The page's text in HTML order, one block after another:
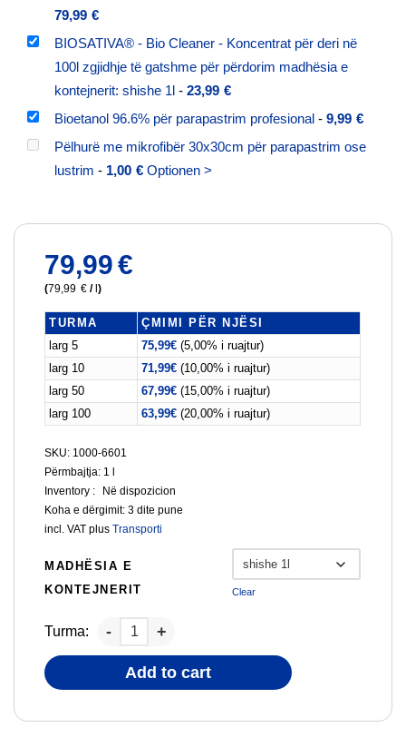
79,99 €
BIOSATIVA® - Bio Cleaner - Koncentrat për deri në
100l zgjidhje të gatshme për përdorim madhësia e
kontejnerit: shishe 1l - 23,99 €
Bioetanol 96.6% për parapastrim profesional - 9,99 €
Pëlhurë me mikrofibër 30x30cm për parapastrim ose
lustrim - 1,00 € Optionen >
79,99€
(79,99 € / l)
TURMA
ÇMIMI PËR NJËSI
larg 5
75,99€ (5,00% i ruajtur)
larg 10
71,99€ (10,00% i ruajtur)
larg 50
67,99€ (15,00% i ruajtur)
larg 100
63,99€ (20,00% i ruajtur)
SKU: 1000-6601
Përmbajtja: 1
Inventory :
Në dispozicion
Koha e dërgimit:3 dite pune
incl. VAT plusTransporti
MADHËSIA E
KONTEJNERIT
Clear
Turma:
Add to cart